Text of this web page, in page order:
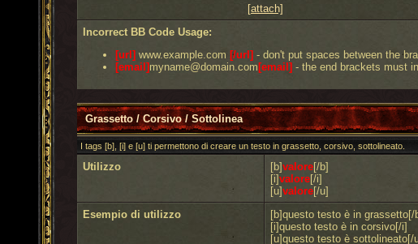
[attach]
Incorrect BB Code Usage:
[url] www.example.com [/url] - don't put spaces between the
[email] myname@domain.com [email] - the end brackets must
Grassetto / Corsivo / Sottolinea
I tags [b], [i] e [u] ti permettono di creare un testo in grassetto, corsivo, sottolineato.
Utilizzo [b]valore[/b]
[i]valore[/i]
[u]valore[/u]
Esempio di utilizzo
[b]questo testo è in grassetto[/
[i]questo testo è in corsivo[/i]
[u]questo testo è sottolineato[/